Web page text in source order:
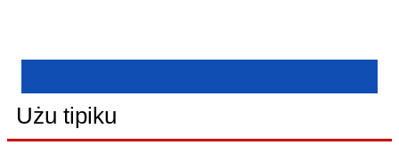
Użu tipiku